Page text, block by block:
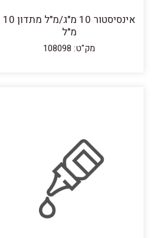
אינסיסטור 10 מ"ג/מ"ל מתדון 10
מ"ל
מק"ט: 108098